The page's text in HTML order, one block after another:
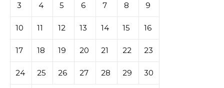
3 4 5 6 7 8 9
10 11 12 13 14 15 16
17 18 19 20 21 22 23
24 25 26 27 28 29 30